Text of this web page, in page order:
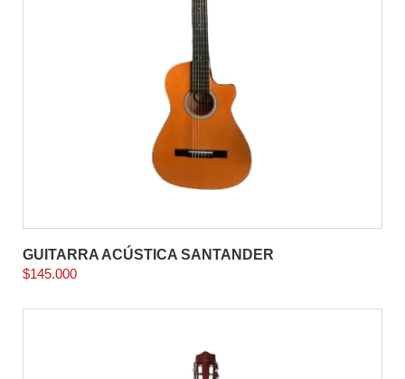
GUITARRA ACÚSTICA SANTANDER
$145.000